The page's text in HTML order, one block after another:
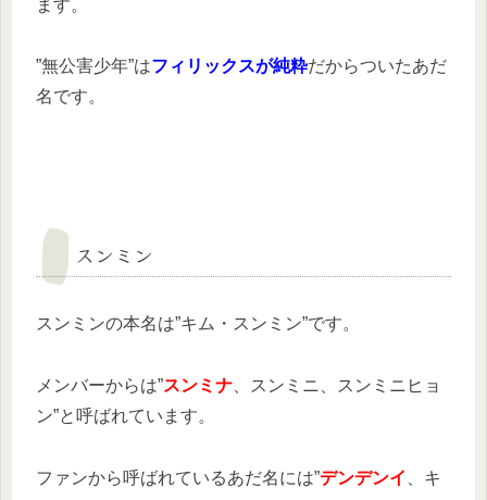
ます。
”無公害少年”はフィリックスが純粋だからついたあだ
名です。
スンミン
スンミンの本名は”キム・スンミン”です。
メンバーからは”スンミナ 、スンミニ、スンミニヒョ
ン”と呼ばれています。
ファンから呼ばれているあだ名には”デンデンイ
、キ